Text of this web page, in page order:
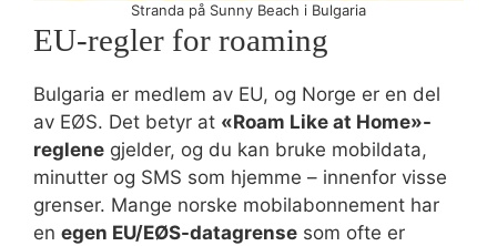
Stranda på Sunny Beach i Bulgaria
EU-regler for roaming
Bulgaria er medlem av EU, og Norge er en del
av EØS. Det betyr at «Roam Like at Home»-
reglene gjelder, og du kan bruke mobildata,
minutter og SMS som hjemme – innenfor visse
grenser. Mange norske mobilabonnement har
en egen EU/EØS-datagrense som ofte er